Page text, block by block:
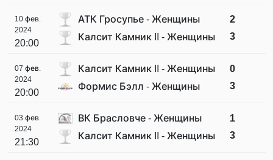
10 фев.
2024
20:00
АТК Гросупье - Женщины
Калсит Камник II - Женщины
2
3
07 фев.
2024
20:00
Калсит Камник II - Женщины
Формис Бэлл - Женщины
0
3
03 фев.
2024
21:30
ВК Брасловче - Женщины
Калсит Камник II - Женщины
1
3